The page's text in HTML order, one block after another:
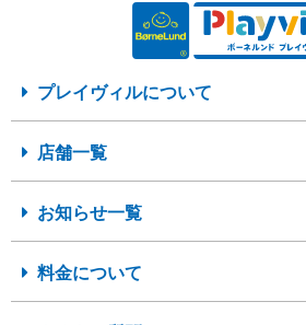
プレイヴィルについて
店舗一覧
お知らせ一覧
料金について